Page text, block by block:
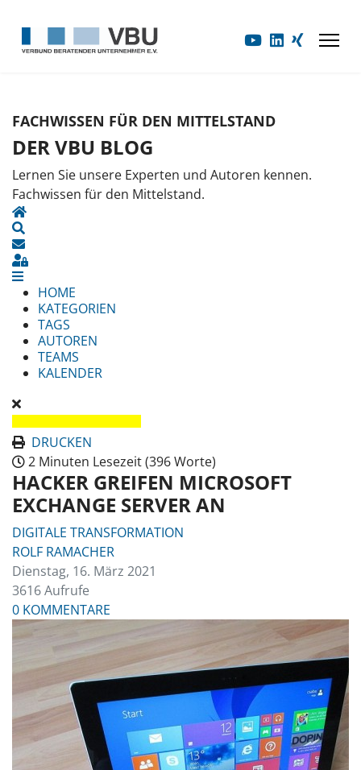
FACHWISSEN FÜR DEN MITTELSTAND
DER VBU BLOG
Lernen Sie unsere Experten und Autoren kennen.
Fachwissen für den Mittelstand.
HOME
UPDATES ABONNIEREN
SIGN IN
HOME
KATEGORIEN
TAGS
AUTOREN
TEAMS
KALENDER
DRUCKEN
2 Minuten Lesezeit(396 Worte)
HACKER GREIFEN MICROSOFT
EXCHANGE SERVER AN
DIGITALE TRANSFORMATION
ROLF RAMACHER
Dienstag, 16. März 2021
3616 Aufrufe
0 KOMMENTARE